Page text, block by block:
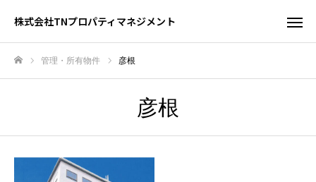
株式会社TNプロパティマネジメント
管理・所有物件 彦根
彦根